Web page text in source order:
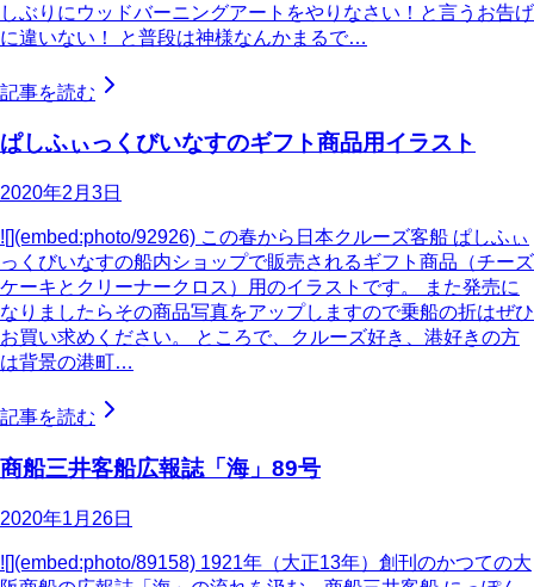
しぶりにウッドバーニングアートをやりなさい！と言うお告げ
に違いない！ と普段は神様なんかまるで…
記事を読む
ぱしふぃっくびいなすのギフト商品用イラスト
2020年2月3日
![](embed:photo/92926) この春から日本クルーズ客船 ぱしふぃ
っくびいなすの船内ショップで販売されるギフト商品（チーズ
ケーキとクリーナークロス）用のイラストです。 また発売に
なりましたらその商品写真をアップしますので乗船の折はぜひ
お買い求めください。 ところで、クルーズ好き、港好きの方
は背景の港町…
記事を読む
商船三井客船広報誌「海」89号
2020年1月26日
![](embed:photo/89158) 1921年（大正13年）創刊のかつての大